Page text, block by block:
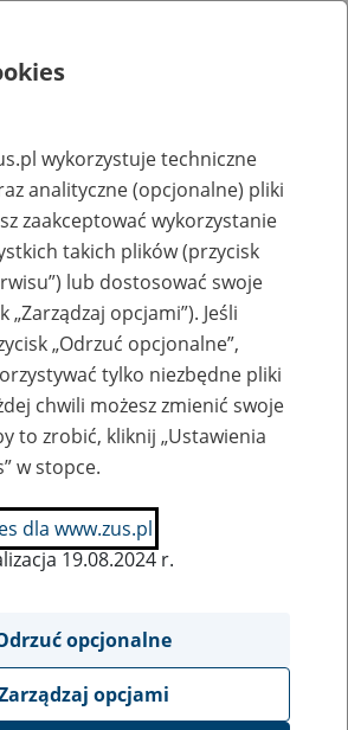
lub
zakładów pracy
pozycje bazy
wykorzystuje techniczne
analityczne (opcjonalne) pliki
zaakceptować wykorzystanie
takich plików (przycisk
lub dostosować swoje
„Zarządzaj opcjami”). Jeśli
„Odrzuć opcjonalne”,
tylko niezbędne pliki
chwili możesz zmienić swoje
to zrobić, kliknij „Ustawienia
w stopce.
dla www.zus.pl
19.08.2024 r.
opcjonalne
opcjami